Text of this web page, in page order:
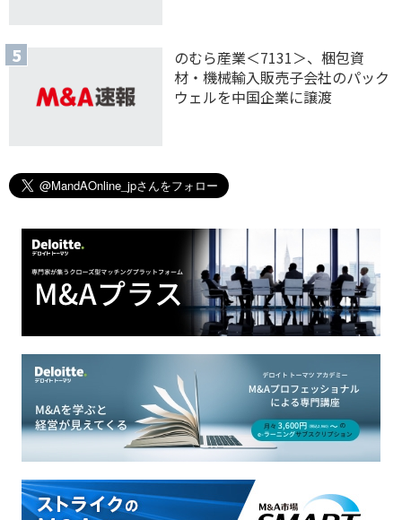
のむら産業＜7131＞、梱包資
材・機械輸入販売子会社のパック
ウェルを中国企業に譲渡